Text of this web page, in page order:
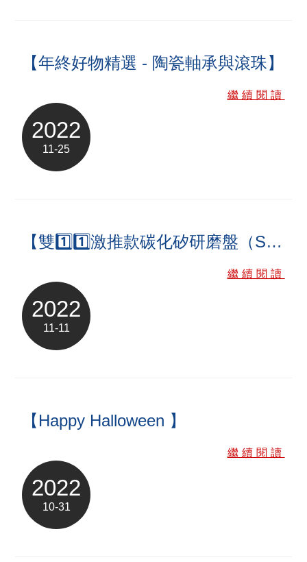
【年終好物精選 - 陶瓷軸承與滾珠】
繼續閱讀
2022
11-25
【雙1️⃣1️⃣激推款碳化矽研磨盤（SiC Block）】
繼續閱讀
2022
11-11
【Happy Halloween 】
繼續閱讀
2022
10-31